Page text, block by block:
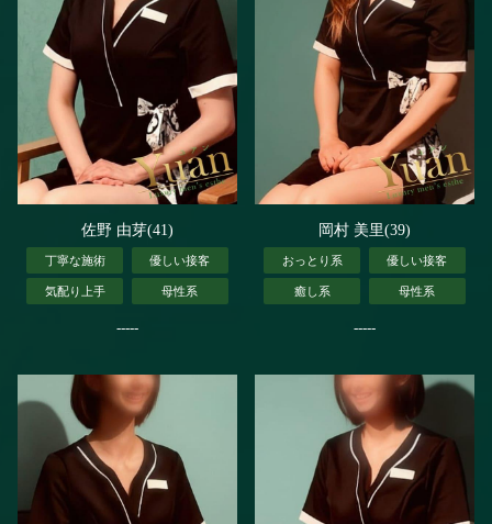
佐野 由芽(41)
丁寧な施術 優しい接客
気配り上手 母性系
-----
岡村 美里(39)
おっとり系 優しい接客
癒し系 母性系
-----